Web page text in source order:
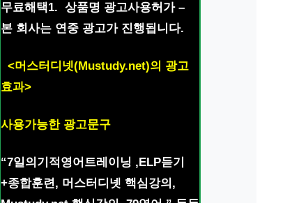
무료해택1. 상품명 광고사용허가 –
본 회사는 연중 광고가 진행됩니다.
<머스터디넷(Mustudy.net)의 광고
효과>
사용가능한 광고문구
“7일의기적영어트레이닝 ,ELP듣기
+종합훈련, 머스터디넷 핵심강의,